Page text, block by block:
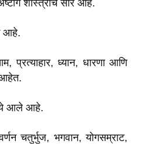
शास्त्राचे सार आहे.
आहे.
प्रत्याहार, ध्यान, धारणा आणि
आहेत.
आले आहे.
चतुर्भुज, भगवान, योगसम्राट,